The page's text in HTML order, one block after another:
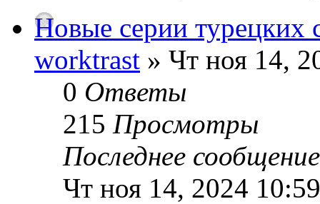
Новые серии турецких
worktrast » Чт ноя 14,
0 Ответы
215 Просмотры
Последнее
Чт ноя 14, 2024